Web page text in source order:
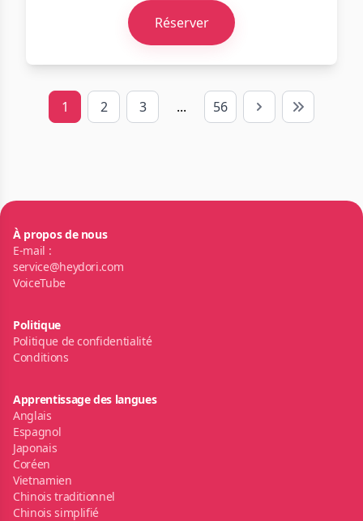
Réserver
1 2 3 ... 56 Next Last
À propos de nous
E-mail :
service@heydori.com
VoiceTube
Politique
Politique de confidentialité
Conditions
Apprentissage des langues
Anglais
Espagnol
Japonais
Coréen
Vietnamien
Chinois traditionnel
Chinois simplifié